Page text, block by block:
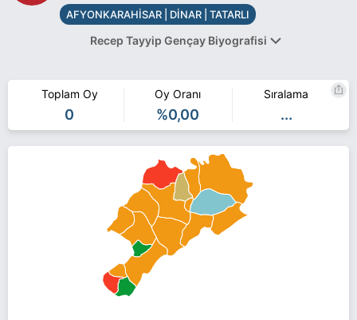
AFYONKARAHİSAR | DİNAR | TATARLI
Recep Tayyip Gençay Biyografisi
Recep Tayyip Gençay AFYONKARAHİSAR DİNAR TATARLI
belediye başkan adayı olarak Saadet Partisi ile 31 Mart 2019
yerel seçimlerinde yarışıyor. Recep Tayyip Gençay ile ilgili daha
fazla bilgi içinRecep Tayyip Gençay Haberlerisayfamızı ziyaret
Toplam Oy
0
Oy Oranı
%0,00
Sıralama
...